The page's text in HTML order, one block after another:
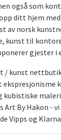
også som
ditt hjem
av norsk
kunst til
gjester i
kunst
kubistiske
Art By Hakon -
Vipps og